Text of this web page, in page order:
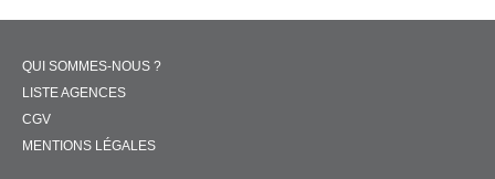
QUI SOMMES-NOUS ?
LISTE AGENCES
CGV
MENTIONS LÉGALES